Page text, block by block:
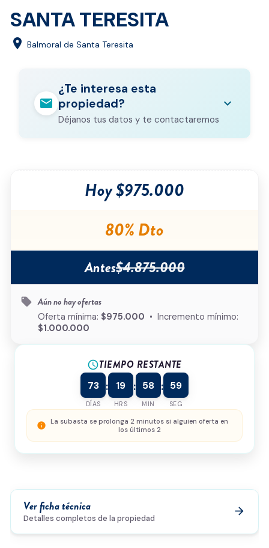
SANTA TERESITA
location_on Balmoral de Santa Teresita
mail
¿Te interesa esta
propiedad?
Déjanos tus datos y te contactaremos
expand_more
*
¿Cómo podemos ayudarte?
política de privacidady el
tratamiento de
Enviar solicitud
Hoy $975.000
80% Dto
Antes$4.875.000
local_offer Aún no hay ofertas
Oferta mínima: $975.000 • Incremento mínimo:
$1.000.000
scheduleTIEMPO RESTANTE
73
DÍAS
: 19
HRS
: 58
MIN
: 59
SEG
info La subasta se prolonga 2 minutos si alguien oferta en
los últimos 2
Ver ficha técnica
Detalles completos de la propiedad
arrow_forward